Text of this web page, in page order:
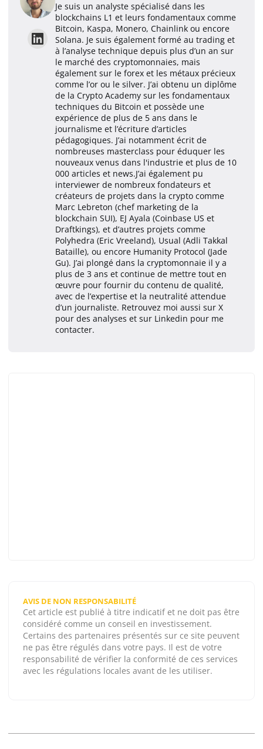
Je suis un analyste spécialisé dans les
blockchains L1 et leurs fondamentaux comme
Bitcoin, Kaspa, Monero, Chainlink ou encore
Solana. Je suis également formé au trading et
à l’analyse technique depuis plus d’un an sur
le marché des cryptomonnaies, mais
également sur le forex et les métaux précieux
comme l’or ou le silver. J’ai obtenu un diplôme
de la Crypto Academy sur les fondamentaux
techniques du Bitcoin et possède une
expérience de plus de 5 ans dans le
journalisme et l’écriture d’articles
pédagogiques. J’ai notamment écrit de
nombreuses masterclass pour éduquer les
nouveaux venus dans l'industrie et plus de 10
000 articles et news.J’ai également pu
interviewer de nombreux fondateurs et
créateurs de projets dans la crypto comme
Marc Lebreton (chef marketing de la
blockchain SUI), EJ Ayala (Coinbase US et
Draftkings), et d’autres projets comme
Polyhedra (Eric Vreeland), Usual (Adli Takkal
Bataille), ou encore Humanity Protocol (Jade
Gu). J’ai plongé dans la cryptomonnaie il y a
plus de 3 ans et continue de mettre tout en
œuvre pour fournir du contenu de qualité,
avec de l’expertise et la neutralité attendue
d’un journaliste. Retrouvez moi aussi sur X
pour des analyses et sur Linkedin pour me
contacter.
AVIS DE NON RESPONSABILITÉ
Cet article est publié à titre indicatif et ne doit pas être
considéré comme un conseil en investissement.
Certains des partenaires présentés sur ce site peuvent
ne pas être régulés dans votre pays. Il est de votre
responsabilité de vérifier la conformité de ces services
avec les régulations locales avant de les utiliser.